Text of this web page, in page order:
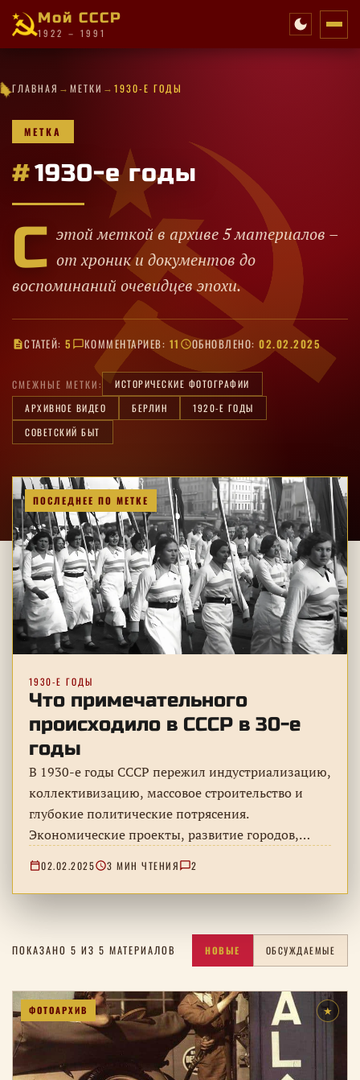
Мой СССР
1922 – 1991
✧
✧
·✦
★
·✧
·★
·★
★
·
✧
★
★
·
✦
✦
★
·
★
·
·
✦
✦
✦
✦
✦ ГЛАВНАЯ → МЕТКИ → 1930-Е ГОДЫ
МЕТКА
#1930-е годы
С этой меткой в архиве 5 материалов –
от хроник и документов до
воспоминаний очевидцев эпохи.
СТАТЕЙ: 5 КОММЕНТАРИЕВ: 11 ОБНОВЛЕНО: 02.02.2025
СМЕЖНЫЕ МЕТКИ:
ИСТОРИЧЕСКИЕ ФОТОГРАФИИ
АРХИВНОЕ ВИДЕО
БЕРЛИН
1920-Е ГОДЫ
СОВЕТСКИЙ БЫТ
ПОСЛЕДНЕЕ ПО МЕТКЕ
1930-Е ГОДЫ
Что примечательного
происходило в СССР в 30-е
годы
В 1930-е годы СССР пережил индустриализацию,
коллективизацию, массовое строительство и
глубокие политические потрясения.
Экономические проекты, развитие городов,
02.02.2025 3 МИН ЧТЕНИЯ 2
ПОКАЗАНО 5 ИЗ 5 МАТЕРИАЛОВ НОВЫЕ ОБСУЖДАЕМЫЕ
ФОТОАРХИВ ★